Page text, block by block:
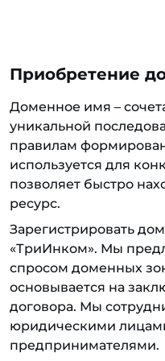
Приобретение
Доменное имя –
уникальной
правилам
используется для
позволяет быстро
ресурс.
Зарегистрировать
«ТриИнком». Мы
спросом доменных
основывается на
договора. Мы
юридическими
предпринимателями.